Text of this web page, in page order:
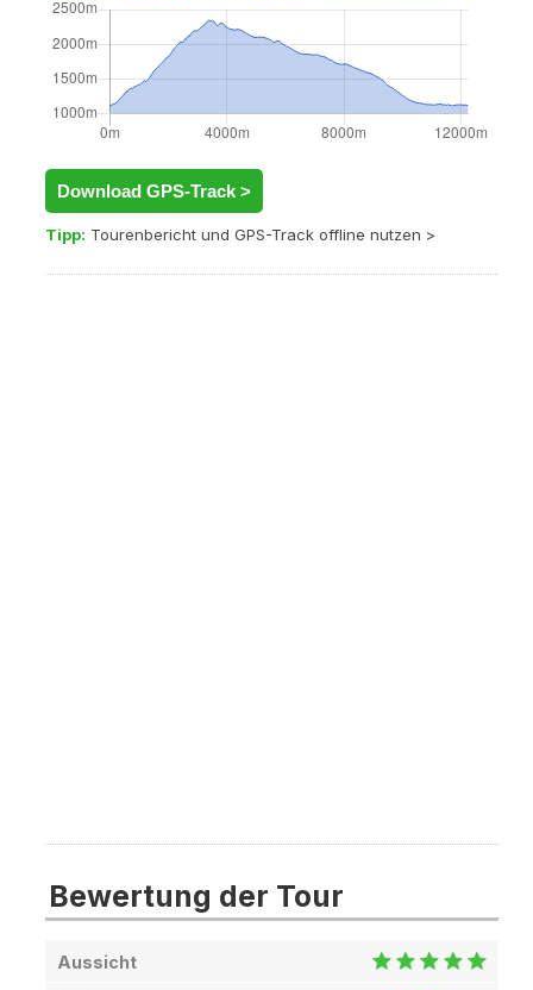
Download GPS-Track >
Tipp: Tourenbericht und GPS-Track offline nutzen >
Bewertung der Tour
Aussicht